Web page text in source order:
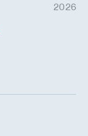
2026